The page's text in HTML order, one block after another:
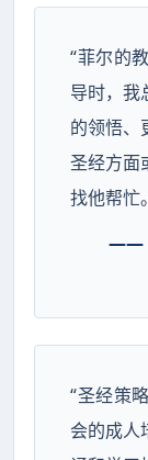
“菲尔的
导时，我
的领悟、
圣经方面
找他帮忙
——
“圣经策
会的成人